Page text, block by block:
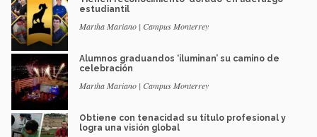
estudiantil
Martha Mariano | Campus Monterrey
Alumnos graduandos ‘iluminan’ su camino de
celebración
Martha Mariano | Campus Monterrey
Obtiene con tenacidad su título profesional y
logra una visión global